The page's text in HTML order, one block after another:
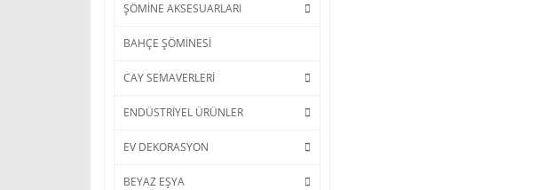
ŞÖMİNE AKSESUARLARI
BAHÇE ŞÖMİNESİ
CAY SEMAVERLERİ
ENDÜSTRİYEL ÜRÜNLER
EV DEKORASYON
BEYAZ EŞYA